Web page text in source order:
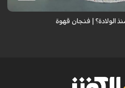
| فنجان قهوة